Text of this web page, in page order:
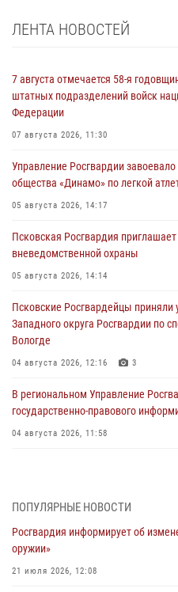
ЛЕНТА НОВОСТЕЙ
7 августа отмечается 58-я
штатных подразделений войск
Федерации
07 августа 2026, 11:30
Управление Росгвардии
общества «Динамо» по легкой
05 августа 2026, 14:17
Псковская Росгвардия
вневедомственной охраны
05 августа 2026, 14:14
Псковские Росгвардейцы приняли
Западного округа Росгвардии по
Вологде
04 августа 2026, 12:16 3
В региональном Управление
государственно-правового
04 августа 2026, 11:58
03 августа 2026, 17:21
21 единицу оружия изъяли
03 августа 2026, 14:10
ПОПУЛЯРНЫЕ НОВОСТИ
Росгвардия информирует об
оружии»
21 июля 2026, 12:08